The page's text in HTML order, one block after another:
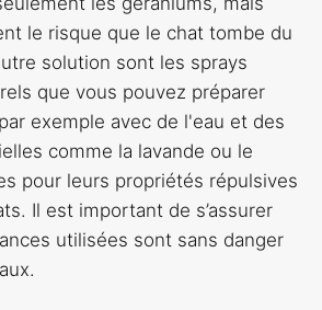
le risque que le chat tombe du
solution sont les sprays
que vous pouvez préparer
exemple avec de l'eau et des
comme la lavande ou le
pour leurs propriétés répulsives
Il est important de s’assurer
utilisées sont sans danger